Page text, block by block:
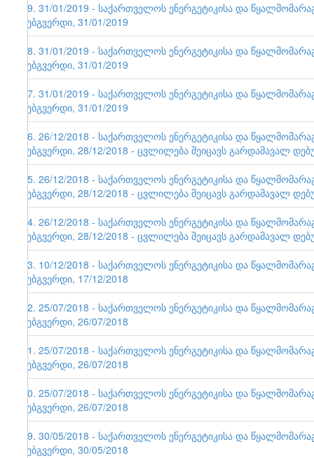
99. 31/01/2019 - საქართველოს ენერგეტიკისა და
ვებგვერდი, 31/01/2019
98. 31/01/2019 - საქართველოს ენერგეტიკისა და
ვებგვერდი, 31/01/2019
97. 31/01/2019 - საქართველოს ენერგეტიკისა და
ვებგვერდი, 31/01/2019
96. 26/12/2018 - საქართველოს ენერგეტიკისა და
ვებგვერდი, 28/12/2018 - ცვლილება შეიცავს გარდამავალ
95. 26/12/2018 - საქართველოს ენერგეტიკისა და
ვებგვერდი, 28/12/2018 - ცვლილება შეიცავს გარდამავალ
94. 26/12/2018 - საქართველოს ენერგეტიკისა და
ვებგვერდი, 28/12/2018 - ცვლილება შეიცავს გარდამავალ
93. 10/12/2018 - საქართველოს ენერგეტიკისა და
ვებგვერდი, 17/12/2018
92. 25/07/2018 - საქართველოს ენერგეტიკისა და
ვებგვერდი, 26/07/2018
91. 25/07/2018 - საქართველოს ენერგეტიკისა და
ვებგვერდი, 26/07/2018
90. 25/07/2018 - საქართველოს ენერგეტიკისა და
ვებგვერდი, 26/07/2018
89. 30/05/2018 - საქართველოს ენერგეტიკისა და
ვებგვერდი, 30/05/2018